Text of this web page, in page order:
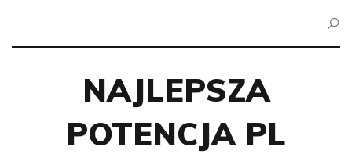
NAJLEPSZA
POTENCJA PL